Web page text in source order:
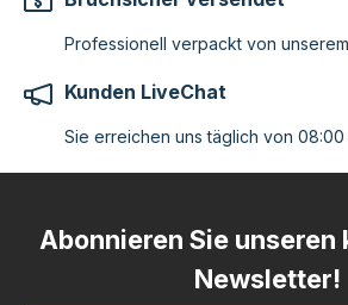
Professionell verpackt von
Kunden LiveChat
Sie erreichen uns täglich von 08:00
Abonnieren Sie unseren
Newsletter!